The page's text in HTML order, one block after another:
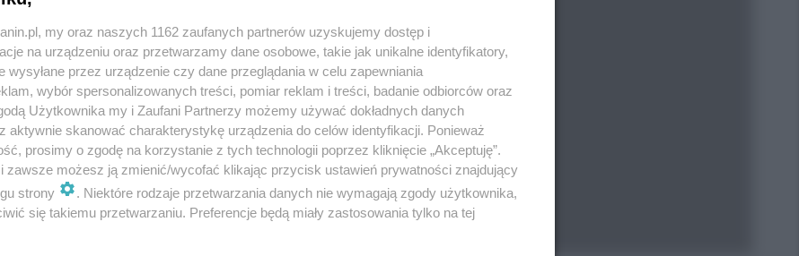
my oraz naszych 1162 zaufanych partnerów uzyskujemy dostęp i
na urządzeniu oraz przetwarzamy dane osobowe, takie jak unikalne identyfikatory,
wysyłane przez urządzenie czy dane przeglądania w celu zapewniania
wybór spersonalizowanych treści, pomiar reklam i treści, badanie odbiorców oraz
Użytkownika my i Zaufani Partnerzy możemy używać dokładnych danych
aktywnie skanować charakterystykę urządzenia do celów identyfikacji. Ponieważ
prosimy o zgodę na korzystanie z tych technologii poprzez kliknięcie „Akceptuję”.
zawsze możesz ją zmienić/wycofać klikając przycisk ustawień prywatności znajdujący
strony
. Niektóre rodzaje przetwarzania danych nie wymagają zgody użytkownika,
się takiemu przetwarzaniu. Preferencje będą miały zastosowania tylko na tej